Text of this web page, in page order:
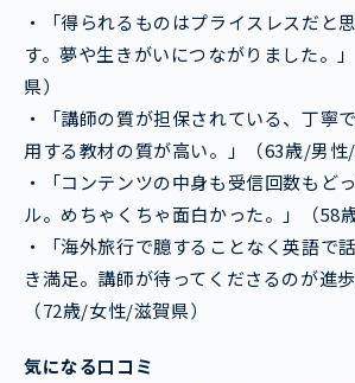
・「得られるものはプライスレスだと
す。夢や生きがいにつながりました。
県）
・「講師の質が担保されている、丁寧
用する教材の質が高い。」（63歳/男性/
・「コンテンツの中身も受信回数もど
ル。めちゃくちゃ面白かった。」（58
・「海外旅行で臆することなく英語で
き満足。講師が待ってくださるのが進
（72歳/女性/滋賀県）
気になる口コミ